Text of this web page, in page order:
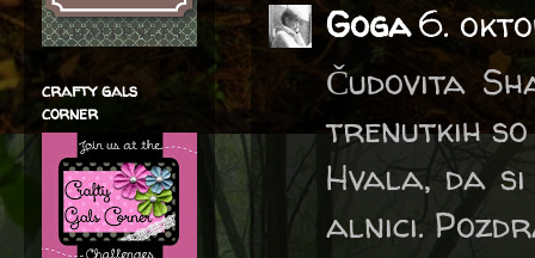
Goga6.
Čudovita
trenutkih
Hvala, da
alnici.
crafty gals
corner